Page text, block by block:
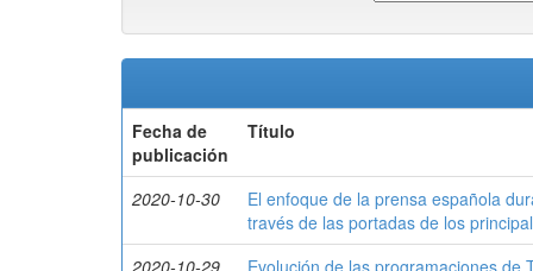
Fecha de
publicación
Título
2020-10-30
El enfoque de la prensa española
través de las portadas de los
2020-10-29
Evolución de las programaciones de